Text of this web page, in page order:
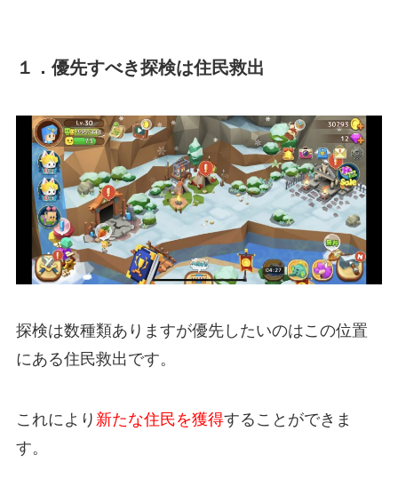
１．優先すべき探検は住民救出
探検は数種類ありますが優先したいのはこの位置
にある住民救出です。
これにより 新たな住民を獲得することができま
す。